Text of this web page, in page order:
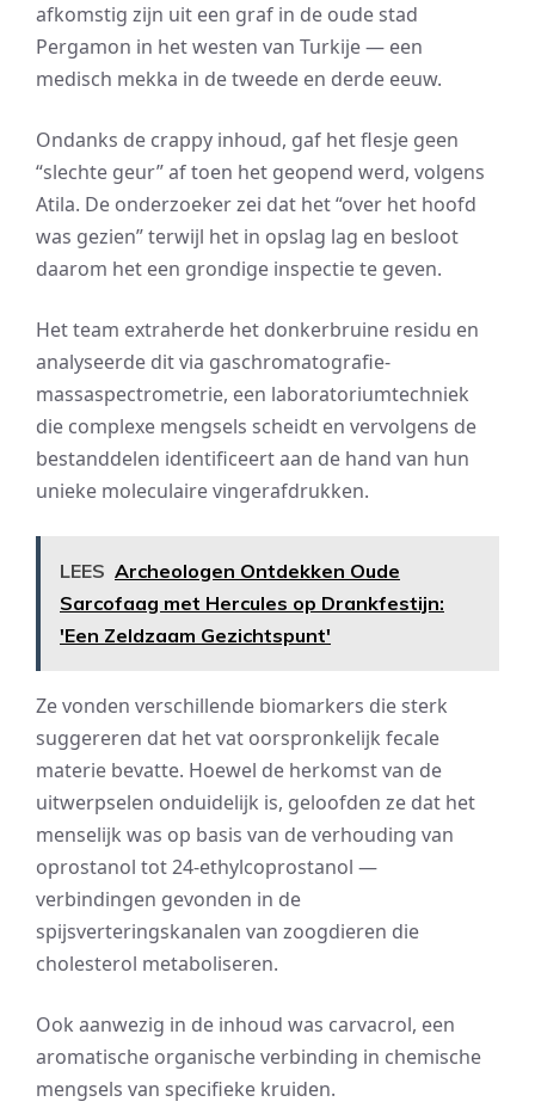
afkomstig zijn uit een graf in de oude stad
Pergamon in het westen van Turkije — een
medisch mekka in de tweede en derde eeuw.
Ondanks de crappy inhoud, gaf het flesje geen
“slechte geur” af toen het geopend werd, volgens
Atila. De onderzoeker zei dat het “over het hoofd
was gezien” terwijl het in opslag lag en besloot
daarom het een grondige inspectie te geven.
Het team extraherde het donkerbruine residu en
analyseerde dit via gaschromatografie-
massaspectrometrie, een laboratoriumtechniek
die complexe mengsels scheidt en vervolgens de
bestanddelen identificeert aan de hand van hun
unieke moleculaire vingerafdrukken.
LEES Archeologen Ontdekken Oude
Sarcofaag met Hercules op Drankfestijn:
'Een Zeldzaam Gezichtspunt'
Ze vonden verschillende biomarkers die sterk
suggereren dat het vat oorspronkelijk fecale
materie bevatte. Hoewel de herkomst van de
uitwerpselen onduidelijk is, geloofden ze dat het
menselijk was op basis van de verhouding van
oprostanol tot 24-ethylcoprostanol —
verbindingen gevonden in de
spijsverteringskanalen van zoogdieren die
cholesterol metaboliseren.
Ook aanwezig in de inhoud was carvacrol, een
aromatische organische verbinding in chemische
mengsels van specifieke kruiden.